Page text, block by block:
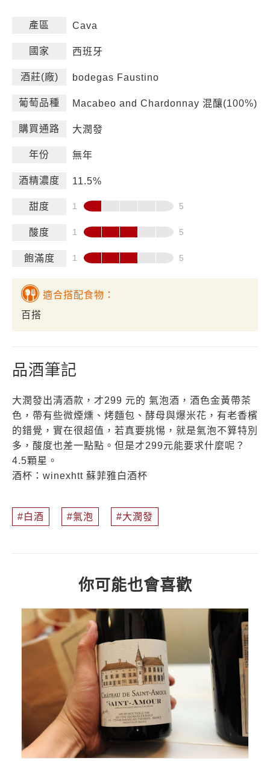
產區 Cava
國家 西班牙
酒莊(廠) bodegas Faustino
葡萄品種 Macabeo and Chardonnay 混釀(100%)
購買通路 大潤發
年份 無年
酒精濃度 11.5%
甜度
酸度
飽滿度
適合搭配食物：
百搭
品酒筆記
大潤發出清酒款，才299 元的 氣泡酒，酒色金黃帶茶
色，帶有些微煙燻、烤麵包、酵母與爆米花，有老香檳
的錯覺，實在很超值，若真要挑惕，就是氣泡不算特別
多，酸度也差一點點。但是才299元能要求什麼呢？
4.5顆星。
酒杯：winexhtt 蘇菲雅白酒杯
白酒 氣泡 大潤發
你可能也會喜歡